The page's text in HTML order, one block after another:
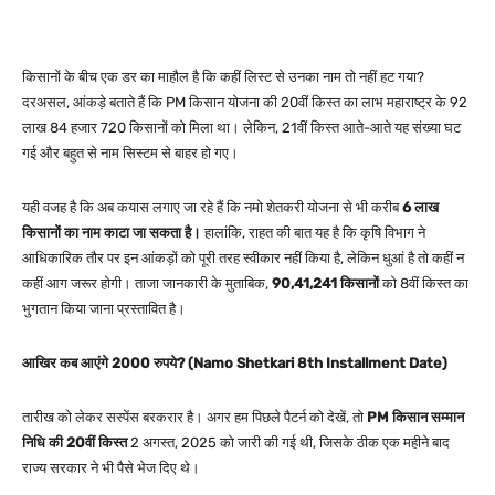
किसानों के बीच एक डर का माहौल है कि कहीं लिस्ट से उनका नाम तो नहीं हट गया?
दरअसल, आंकड़े बताते हैं कि PM किसान योजना की 20वीं किस्त का लाभ महाराष्ट्र के 92
लाख 84 हजार 720 किसानों को मिला था। लेकिन, 21वीं किस्त आते-आते यह संख्या घट
गई और बहुत से नाम सिस्टम से बाहर हो गए।
यही वजह है कि अब कयास लगाए जा रहे हैं कि नमो शेतकरी योजना से भी करीब6 लाख
किसानों का नाम काटा जा सकता है। हालांकि, राहत की बात यह है कि कृषि विभाग ने
आधिकारिक तौर पर इन आंकड़ों को पूरी तरह स्वीकार नहीं किया है, लेकिन धुआं है तो कहीं न
कहीं आग जरूर होगी। ताजा जानकारी के मुताबिक, 90,41,241 किसानोंको 8वीं किस्त का
भुगतान किया जाना प्रस्तावित है।
आखिर कब आएंगे 2000 रुपये? (Namo Shetkari 8th Installment Date)
तारीख को लेकर सस्पेंस बरकरार है। अगर हम पिछले पैटर्न को देखें, तो PM किसान सम्मान
निधि की 20वीं किस्त2 अगस्त, 2025 को जारी की गई थी, जिसके ठीक एक महीने बाद
राज्य सरकार ने भी पैसे भेज दिए थे।